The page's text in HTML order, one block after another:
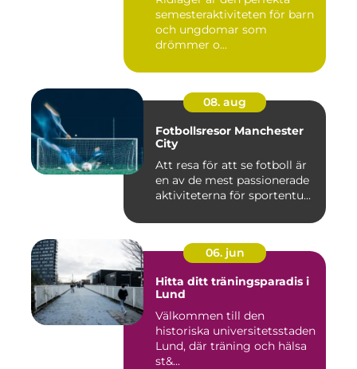
semesteraktiviteten för barn
och ungdomar som
drömmer o...
08. aug
Fotbollsresor Manchester
City
Att resa för att se fotboll är
en av de mest passionerade
aktiviteterna för sportentu...
06. jun
Hitta ditt träningsparadis i
Lund
Välkommen till den
historiska universitetsstaden
Lund, där träning och hälsa
st&...